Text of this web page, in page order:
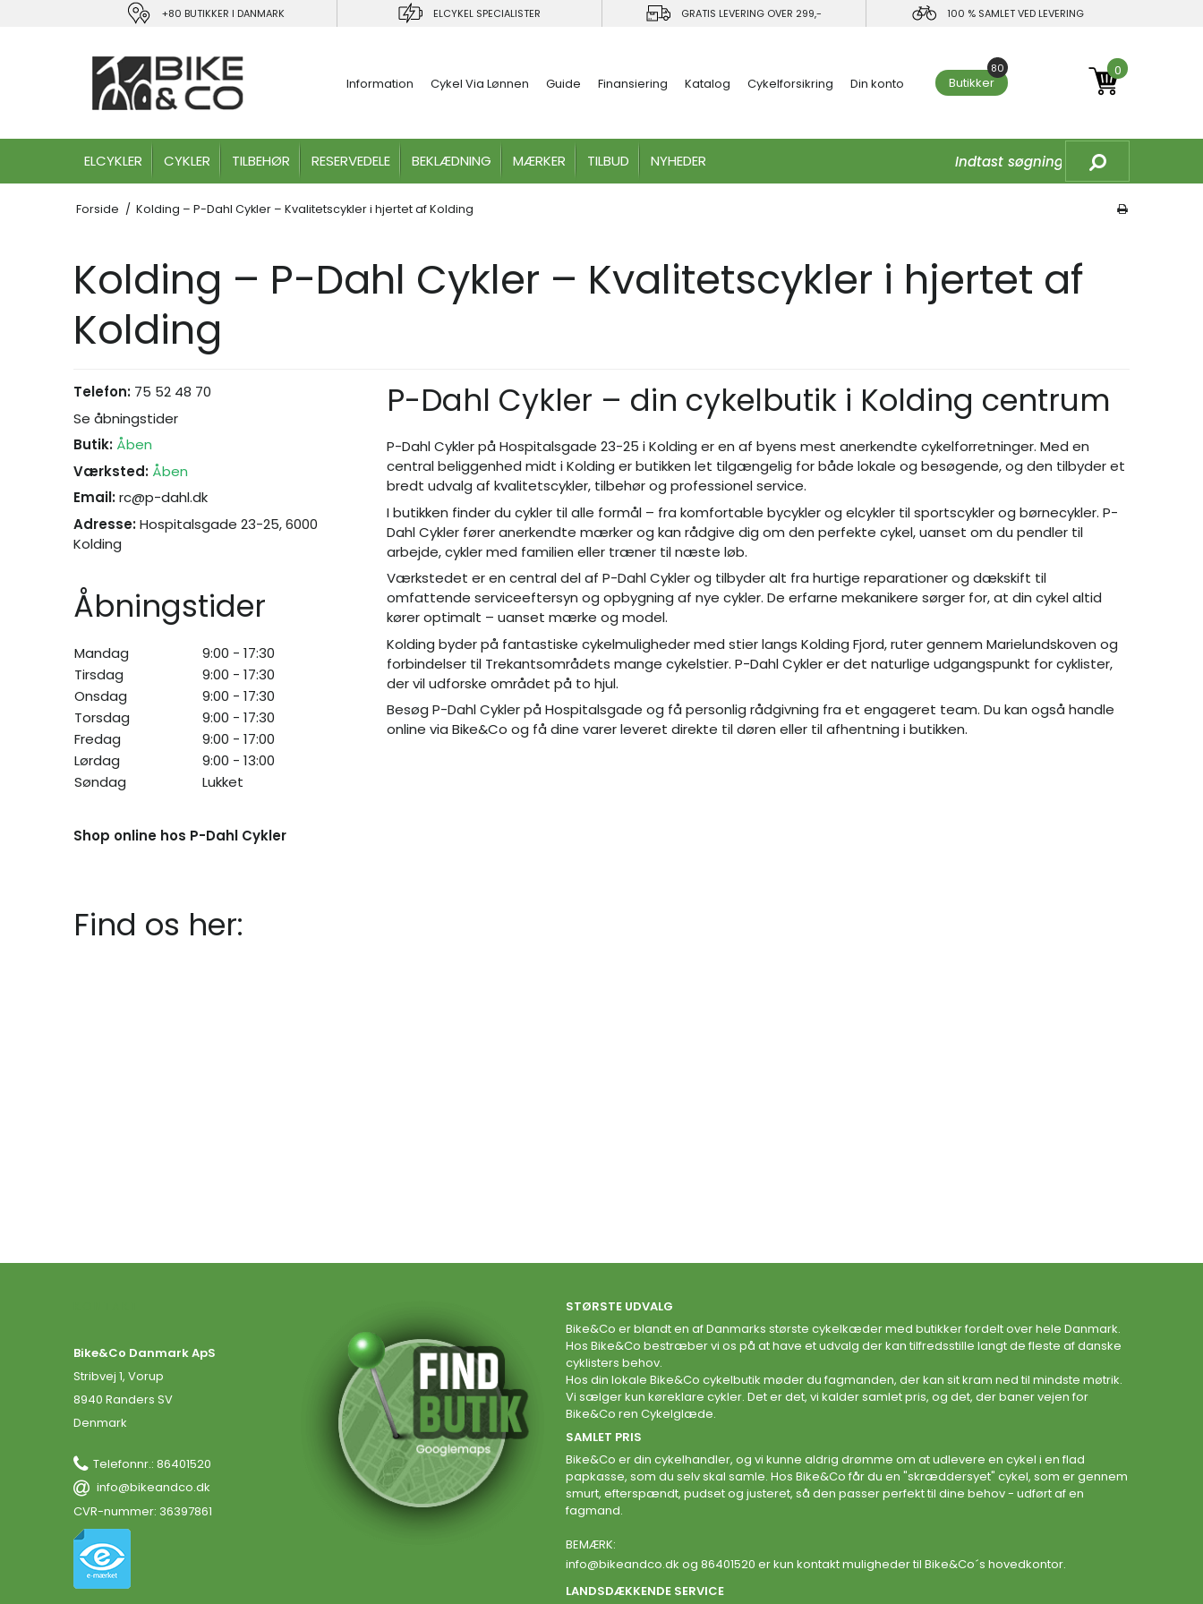
+80 BUTIKKER I DANMARK ELCYKEL SPECIALISTER GRATIS LEVERING OVER 299,- 100 % SAMLET VED LEVERING
Information Cykel Via Lønnen Guide Finansiering Katalog Cykelforsikring Din konto Butikker
80 0
ELCYKLER CYKLER TILBEHØR RESERVEDELE BEKLÆDNING MÆRKER TILBUD NYHEDER
Forside / Kolding – P-Dahl Cykler – Kvalitetscykler i hjertet af Kolding
Kolding – P-Dahl Cykler – Kvalitetscykler i hjertet af
Kolding
Telefon: 75 52 48 70
Se åbningstider
Butik: Åben
Værksted: Åben
Email:rc@p-dahl.dk
Adresse:Hospitalsgade 23-25, 6000
Kolding
Åbningstider
Mandag
9:00 - 17:30
Tirsdag
9:00 - 17:30
Onsdag
9:00 - 17:30
Torsdag
9:00 - 17:30
Fredag
9:00 - 17:00
Lørdag
9:00 - 13:00
Søndag
Lukket
Shop online hos P-Dahl Cykler
Find os her:
P-Dahl Cykler – din cykelbutik i Kolding centrum
P-Dahl Cykler på Hospitalsgade 23-25 i Kolding er en af byens mest anerkendte cykelforretninger. Med en
central beliggenhed midt i Kolding er butikken let tilgængelig for både lokale og besøgende, og den tilbyder et
bredt udvalg af kvalitetscykler, tilbehør og professionel service.
I butikken finder du cykler til alle formål – fra komfortable bycykler og elcykler til sportscykler og børnecykler. P-
Dahl Cykler fører anerkendte mærker og kan rådgive dig om den perfekte cykel, uanset om du pendler til
arbejde, cykler med familien eller træner til næste løb.
Værkstedet er en central del af P-Dahl Cykler og tilbyder alt fra hurtige reparationer og dækskift til
omfattende serviceeftersyn og opbygning af nye cykler. De erfarne mekanikere sørger for, at din cykel altid
kører optimalt – uanset mærke og model.
Kolding byder på fantastiske cykelmuligheder med stier langs Kolding Fjord, ruter gennem Marielundskoven og
forbindelser til Trekantsområdets mange cykelstier. P-Dahl Cykler er det naturlige udgangspunkt for cyklister,
der vil udforske området på to hjul.
Besøg P-Dahl Cykler på Hospitalsgade og få personlig rådgivning fra et engageret team. Du kan også handle
online via Bike&Co og få dine varer leveret direkte til døren eller til afhentning i butikken.
Bike&Co Danmark ApS
Stribvej 1, Vorup
8940 Randers SV
Denmark
Telefonnr.: 86401520
info@bikeandco.dk
CVR-nummer: 36397861
STØRSTE UDVALG
Bike&Co er blandt en af Danmarks største cykelkæder med butikker fordelt over hele Danmark.
Hos Bike&Co bestræber vi os på at have et udvalg der kan tilfredsstille langt de fleste af danske
cyklisters behov.
Hos din lokale Bike&Co cykelbutik møder du fagmanden, der kan sit kram ned til mindste møtrik.
Vi sælger kun køreklare cykler. Det er det, vi kalder samlet pris, og det, der baner vejen for
Bike&Co ren Cykelglæde.
SAMLET PRIS
Bike&Co er din cykelhandler, og vi kunne aldrig drømme om at udlevere en cykel i en flad
papkasse, som du selv skal samle. Hos Bike&Co får du en "skræddersyet" cykel, som er gennem
smurt, efterspændt, pudset og justeret, så den passer perfekt til dine behov - udført af en
fagmand.
BEMÆRK:
info@bikeandco.dk og 86401520 er kun kontakt muligheder til Bike&Co´s hovedkontor.
LANDSDÆKKENDE SERVICE